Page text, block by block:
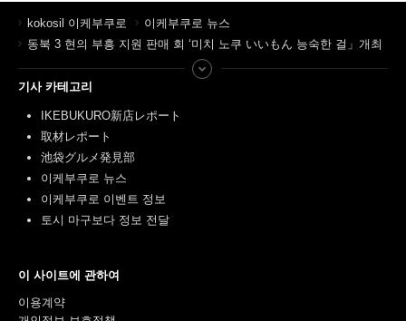
kokosil 이케부쿠로
이케부쿠로 뉴스
동북 3 현의 부흥 지원 판매 회 ‘미치 노쿠 いいもん 능숙한 걸」개최
기사 카테고리
IKEBUKURO新店レポート
取材レポート
池袋グルメ発見部
이케부쿠로 뉴스
이케부쿠로 이벤트 정보
토시 마구보다 정보 전달
이 사이트에 관하여
이용계약